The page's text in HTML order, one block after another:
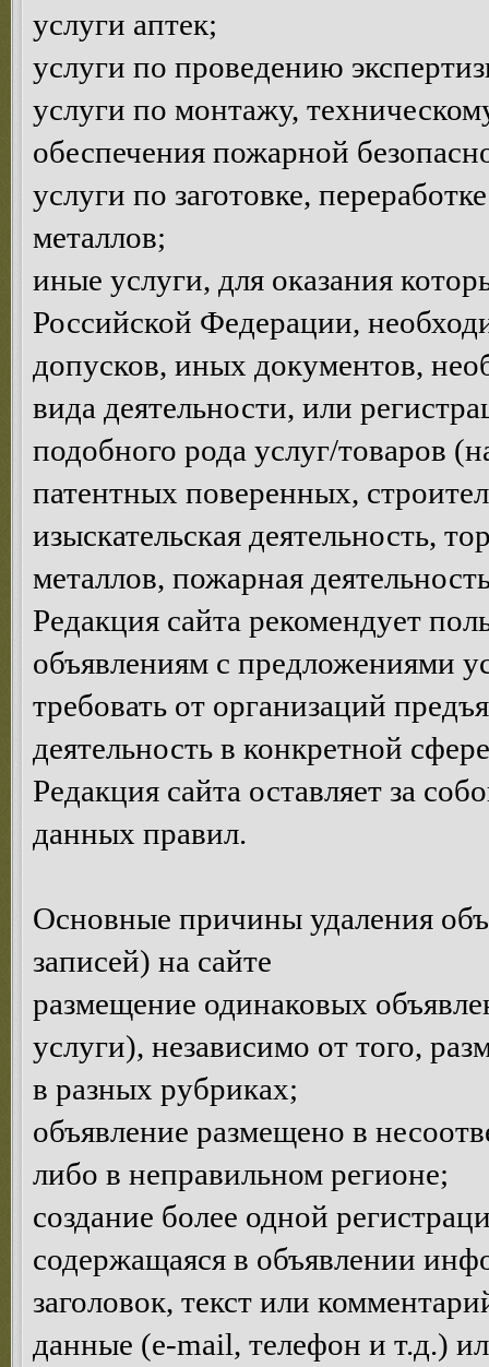
услуги аптек;
услуги по проведению
услуги по монтажу,
обеспечения пожарной
услуги по заготовке,
металлов;
иные услуги, для оказания
Российской Федерации,
допусков, иных документов,
вида деятельности, или
подобного рода услуг/товаров
патентных поверенных,
изыскательская деятельность,
металлов, пожарная
Редакция сайта рекомендует
объявлениям с предложениями
требовать от организаций
деятельность в конкретной
Редакция сайта оставляет за
данных правил.
Основные причины удаления
записей) на сайте
размещение одинаковых
услуги), независимо от того,
в разных рубриках;
объявление размещено в
либо в неправильном регионе;
создание более одной
содержащаяся в объявлении
заголовок, текст или
данные (e-mail, телефон и т.д.)